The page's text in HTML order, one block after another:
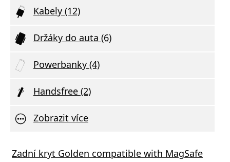
Kabely (12)
Držáky do auta (6)
Powerbanky (4)
Handsfree (2)
Zobrazit více
Zadní kryt Golden compatible with MagSafe
nabíječka FIXED s 2xUSB výstupem, 17W